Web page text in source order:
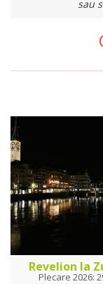
sau
Revelion la
Plecare 2026: